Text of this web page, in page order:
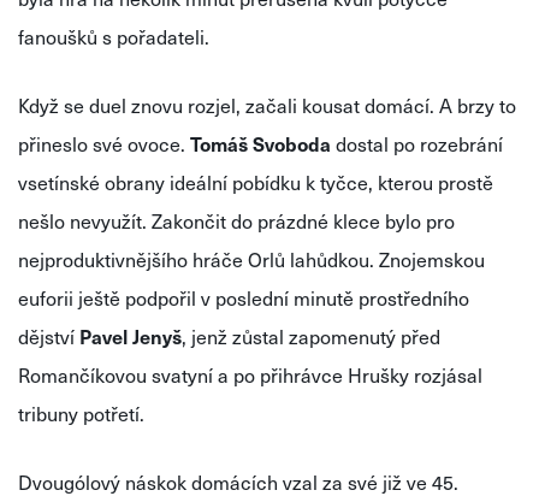
fanoušků s pořadateli.
Když se duel znovu rozjel, začali kousat domácí. A brzy to
přineslo své ovoce. Tomáš Svoboda dostal po rozebrání
vsetínské obrany ideální pobídku k tyčce, kterou prostě
nešlo nevyužít. Zakončit do prázdné klece bylo pro
nejproduktivnějšího hráče Orlů lahůdkou. Znojemskou
euforii ještě podpořil v poslední minutě prostředního
dějství Pavel Jenyš, jenž zůstal zapomenutý před
Romančíkovou svatyní a po přihrávce Hrušky rozjásal
tribuny potřetí.
Dvougólový náskok domácích vzal za své již ve 45.